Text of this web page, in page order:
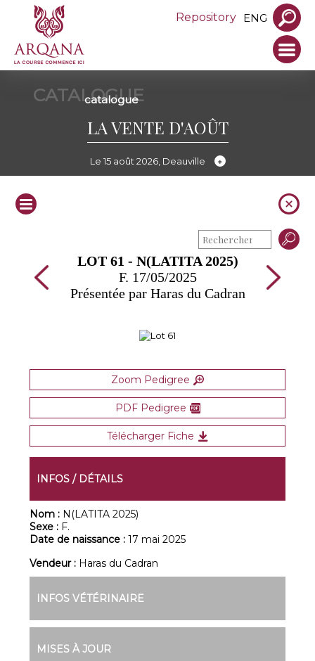
Repository ENG
CATALOGUE
catalogue
LA VENTE D'AOÛT
Le 15 août 2026, Deauville
LOT 61 - N(LATITA 2025)
F. 17/05/2025
Présentée par Haras du Cadran
Zoom Pedigree
PDF Pedigree
Télécharger Fiche
INFOS / DÉTAILS
Nom : N(LATITA 2025)
Sexe : F.
Date de naissance :17 mai 2025
Vendeur : Haras du Cadran
INFOS VÉTÉRINAIRE
MISES À JOUR